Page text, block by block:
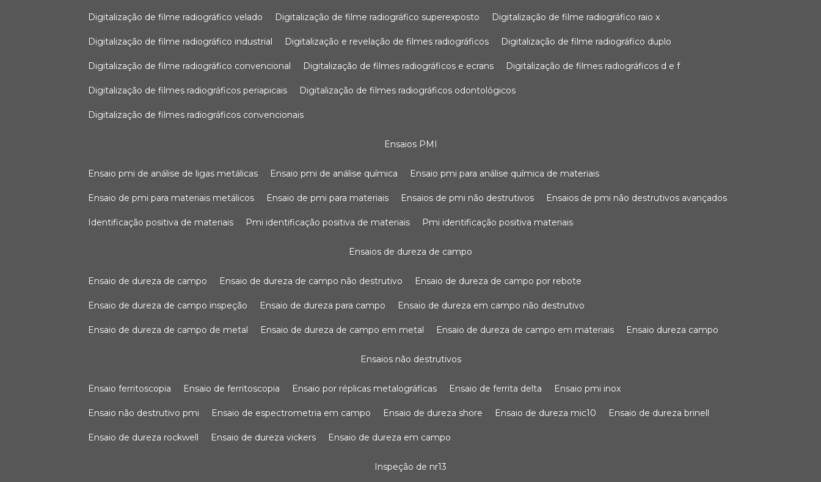
digitalização de filme radiográfico velado digitalização de filme radiográfico superexposto digitalização de filme radiográfico raio x
digitalização de filme radiográfico industrial digitalização e revelação de filmes radiográficos digitalização de filme radiográfico duplo
digitalização de filme radiográfico convencional digitalização de filmes radiográficos e ecrans digitalização de filmes radiográficos d e f
digitalização de filmes radiográficos periapicais digitalização de filmes radiográficos odontológicos
digitalização de filmes radiográficos convencionais
ensaios PMI
ensaio pmi de análise de ligas metálicas ensaio pmi de análise química ensaio pmi para análise química de materiais
ensaio de pmi para materiais metálicos ensaio de pmi para materiais ensaios de pmi não destrutivos ensaios de pmi não destrutivos avançados
identificação positiva de materiais pmi identificação positiva de materiais pmi identificação positiva materiais
ensaios de dureza de campo
ensaio de dureza de campo ensaio de dureza de campo não destrutivo ensaio de dureza de campo por rebote
ensaio de dureza de campo inspeção ensaio de dureza para campo ensaio de dureza em campo não destrutivo
ensaio de dureza de campo de metal ensaio de dureza de campo em metal ensaio de dureza de campo em materiais ensaio dureza campo
ensaios não destrutivos
ensaio ferritoscopia ensaio de ferritoscopia ensaio por réplicas metalográficas ensaio de ferrita delta ensaio pmi inox
ensaio não destrutivo pmi ensaio de espectrometria em campo ensaio de dureza shore ensaio de dureza mic10 ensaio de dureza brinell
ensaio de dureza rockwell ensaio de dureza vickers ensaio de dureza em campo
inspeção de nr13